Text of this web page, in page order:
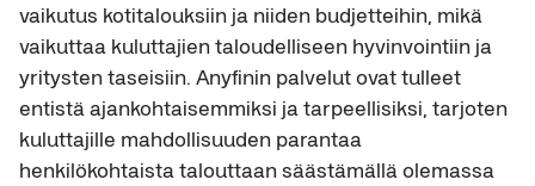
vaikutus kotitalouksiin ja niiden budjetteihin, mikä
vaikuttaa kuluttajien taloudelliseen hyvinvointiin ja
yritysten taseisiin. Anyfinin palvelut ovat tulleet
entistä ajankohtaisemmiksi ja tarpeellisiksi, tarjoten
kuluttajille mahdollisuuden parantaa
henkilökohtaista talouttaan säästämällä olemassa